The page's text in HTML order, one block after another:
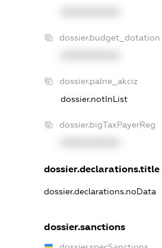
dossier.budget_dotation
dossier.palne_akciz
dossier.notInList
dossier.bigTaxPayerReg
dossier.declarations.title
dossier.declarations.noData
dossier.sanctions